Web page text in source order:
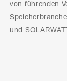
von führenden
und